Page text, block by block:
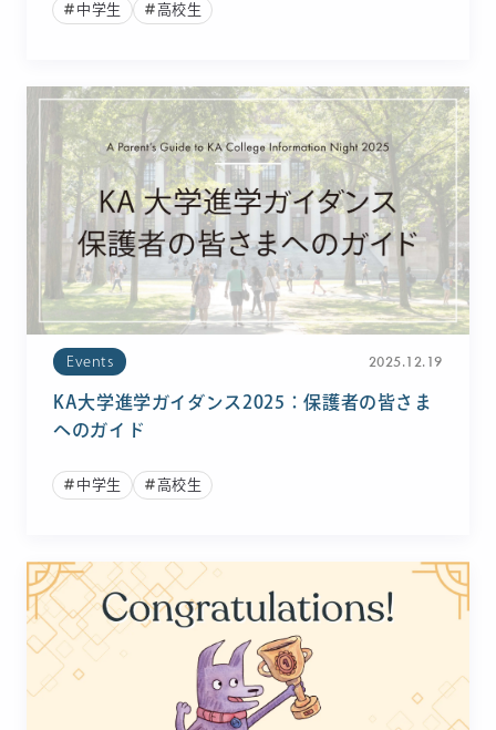
中学生 高校生
Events 2025.12.19
KA大学進学ガイダンス2025：保護者の皆さま
へのガイド
中学生 高校生